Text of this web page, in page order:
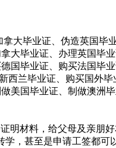
大毕业证、伪造英国
大毕业证、办理英国
国毕业证、购买法国
兰毕业证、购买国外
国毕业证、制做澳洲
明材料，给父母及亲朋好
，甚至是申请工签都可